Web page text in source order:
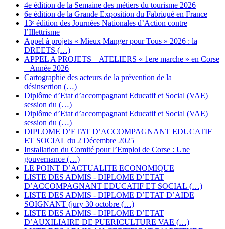
4e édition de la Semaine des métiers du tourisme 2026
6e édition de la Grande Exposition du Fabriqué en France
13ᵉ édition des Journées Nationales d’Action contre
l’Illettrisme
Appel à projets « Mieux Manger pour Tous » 2026 : la
DREETS (…)
APPEL A PROJETS – ATELIERS « 1ere marche » en Corse
– Année 2026
Cartographie des acteurs de la prévention de la
désinsertion (…)
Diplôme d’Etat d’accompagnant Educatif et Social (VAE)
session du (…)
Diplôme d’Etat d’accompagnant Educatif et Social (VAE)
session du (…)
DIPLOME D’ETAT D’ACCOMPAGNANT EDUCATIF
ET SOCIAL du 2 Décembre 2025
Installation du Comité pour l’Emploi de Corse : Une
gouvernance (…)
LE POINT D’ACTUALITE ECONOMIQUE
LISTE DES ADMIS - DIPLOME D’ETAT
D’ACCOMPAGNANT EDUCATIF ET SOCIAL (…)
LISTE DES ADMIS - DIPLOME D’ETAT D’AIDE
SOIGNANT (jury 30 octobre (…)
LISTE DES ADMIS - DIPLOME D’ETAT
D’AUXILIAIRE DE PUERICULTURE VAE (…)